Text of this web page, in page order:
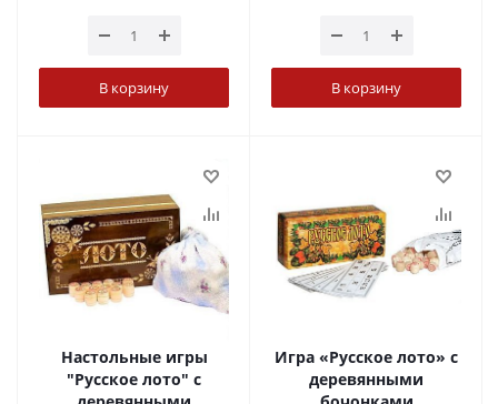
В корзину В корзину
Настольные игры
"Русское лото" с
Игра «Русское лото» с
деревянными